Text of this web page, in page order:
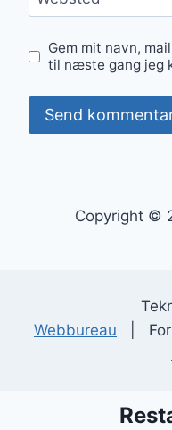
Gem mit navn,
til næste gang jeg
Copyright ©
Webbureau |